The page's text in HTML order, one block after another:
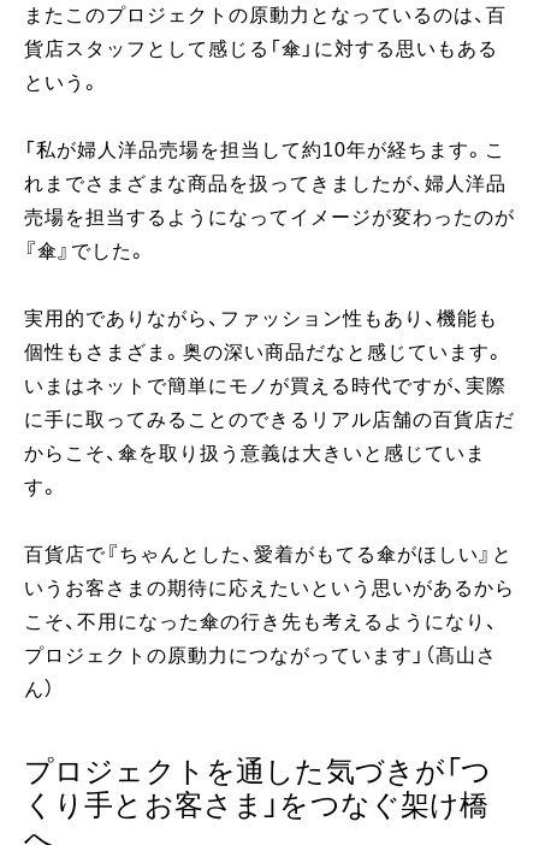
またこのプロジェクトの原動力となっているのは、百
貨店スタッフとして感じる「傘」に対する思いもある
という。
「私が婦人洋品売場を担当して約10年が経ちます。こ
れまでさまざまな商品を扱ってきましたが、婦人洋品
売場を担当するようになってイメージが変わったのが
『傘』でした。
実用的でありながら、ファッション性もあり、機能も
個性もさまざま。奥の深い商品だなと感じています。
いまはネットで簡単にモノが買える時代ですが、実際
に手に取ってみることのできるリアル店舗の百貨店だ
からこそ、傘を取り扱う意義は大きいと感じていま
す。
百貨店で『ちゃんとした、愛着がもてる傘がほしい』と
いうお客さまの期待に応えたいという思いがあるから
こそ、不用になった傘の行き先も考えるようになり、
プロジェクトの原動力につながっています」（髙山さ
ん）
プロジェクトを通した気づきが「つ
くり手とお客さま」をつなぐ架け橋